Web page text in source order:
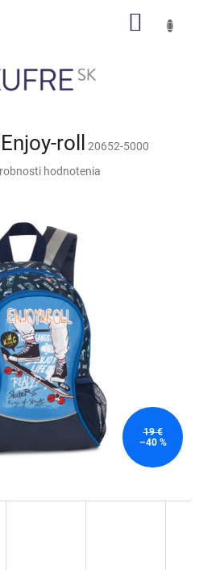
roll 20652-5000
hodnotenia
19 €
–40 %